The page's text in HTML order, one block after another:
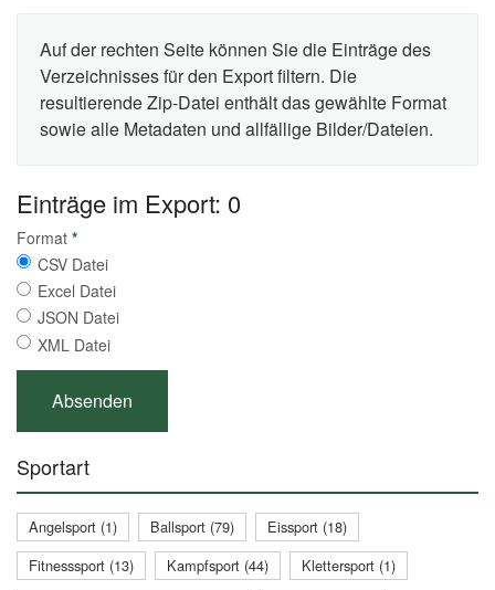
Auf der rechten Seite können Sie die Einträge des
Verzeichnisses für den Export filtern. Die
resultierende Zip-Datei enthält das gewählte Format
sowie alle Metadaten und allfällige Bilder/Dateien.
Einträge im Export: 0
Format *
CSV Datei
Excel Datei
JSON Datei
XML Datei
Sportart
Angelsport (1) Ballsport (79)
Eissport (18)
Fitnesssport (13)
Kampfsport (44)
Klettersport (1)